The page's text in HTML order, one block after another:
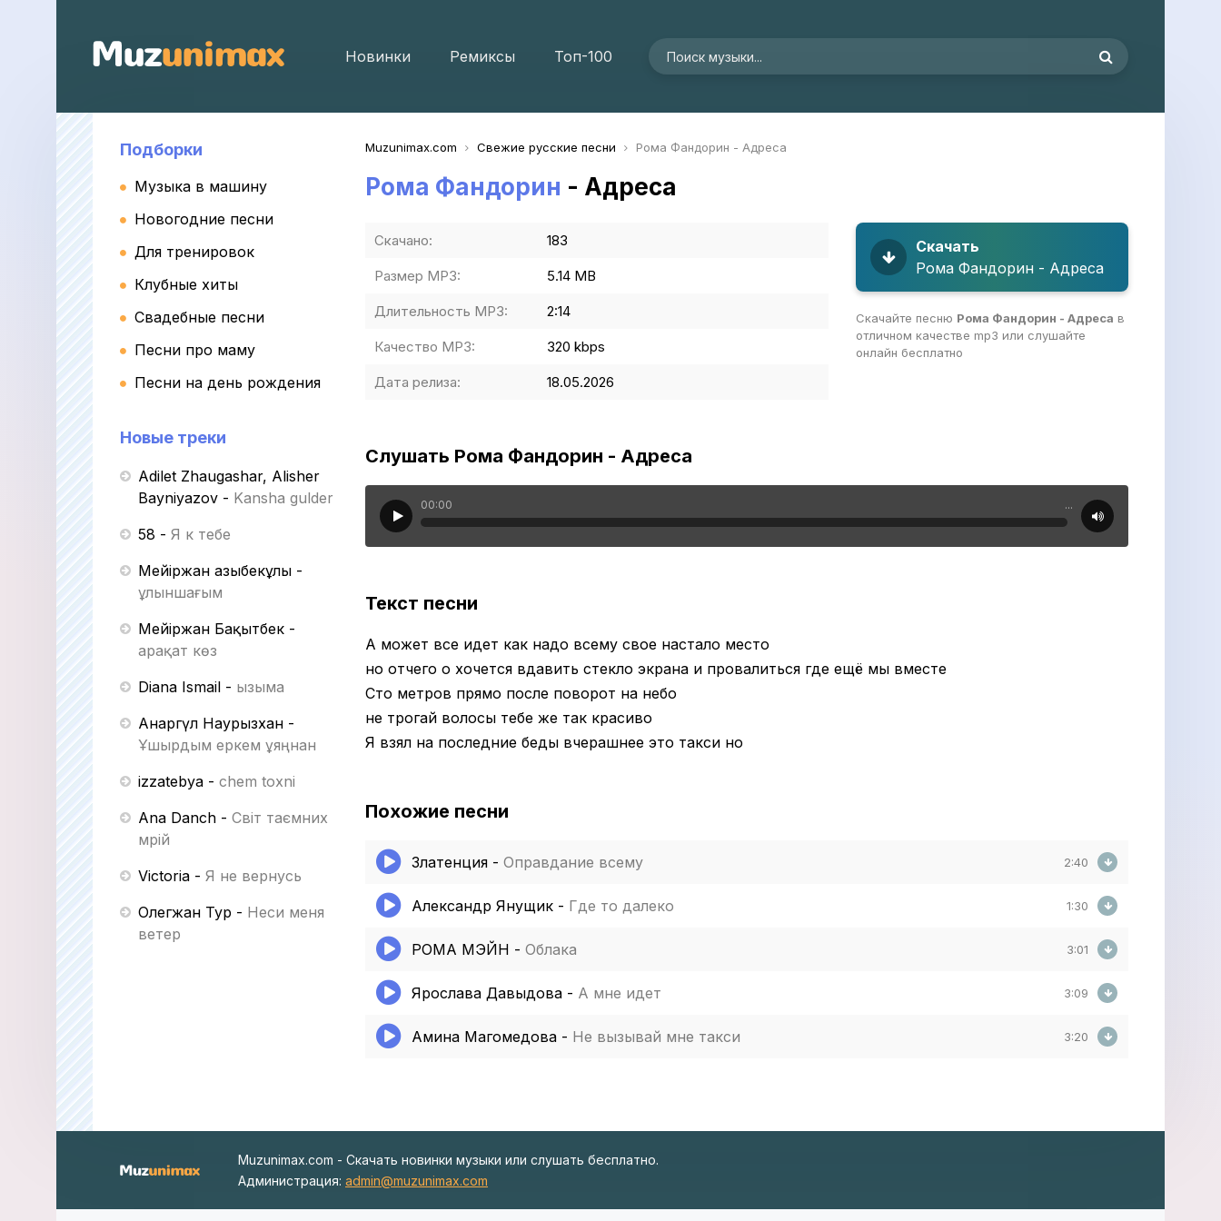
Новинки Ремиксы Топ-100
Подборки
Музыка в машину
Новогодние песни
Для тренировок
Клубные хиты
Свадебные песни
Песни про маму
Песни на день рождения
Новые треки
Adilet Zhaugashar, Alisher
Bayniyazov - Kansha gulder
58 - Я к тебе
Мейіржан Қазыбекұлы -
Құлыншағым
Мейіржан Бақытбек -
Қарақат көз
Diana Ismail - Қызыма
Анаргүл Наурызхан -
Ұшырдым еркем ұяңнан
izzatebya - chem toxni
Ana Danch - Світ таємних
мрій
Victoria - Я не вернусь
Олегжан Тур - Неси меня
ветер
Muzunimax.com Свежие русские песни Рома Фандорин - Адреса
Рома Фандорин - Адреса
Скачано: 183
Размер MP3: 5.14 MB
Длительность MP3: 2:14
Качество MP3: 320 kbps
Дата релиза: 18.05.2026
Скачать
Рома Фандорин - Адреса
Скачайте песню Рома Фандорин - Адреса в
отличном качестве mp3 или слушайте
онлайн бесплатно
Слушать Рома Фандорин - Адреса
00:00 ...
Текст песни
А может все идет как надо всему свое настало место
но отчего о хочется вдавить стекло экрана и провалиться где ещё мы вместе
Сто метров прямо после поворот на небо
не трогай волосы тебе же так красиво
Я взял на последние беды вчерашнее это такси но
Похожие песни
Златенция - Оправдание всему 2:40
Александр Янущик - Где то далеко 1:30
РОМА МЭЙН - Облака 3:01
Ярослава Давыдова - А мне идет 3:09
Амина Магомедова - Не вызывай мне такси 3:20
Muzunimax.com - Скачать новинки музыки или слушать бесплатно.
Администрация: admin@muzunimax.com